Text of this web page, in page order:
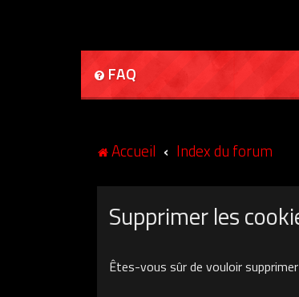
FAQ
Accueil Index du forum
Supprimer les
Êtes-vous sûr de vouloir